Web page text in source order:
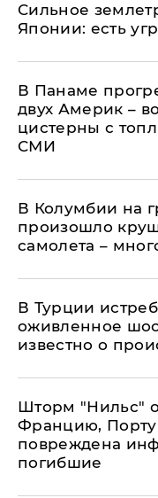
Сильное
Японии: есть
В Панаме
двух Америк –
цистерны с
СМИ
В Колумбии на
произошло
самолета –
В Турции
оживленное
известно о
Шторм "Нильс"
Францию,
повреждена
погибшие